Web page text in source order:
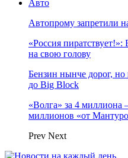
Авто
Автопрому запретили
«Россия
на свою голову
Бензин нынче дорог,
до Big Block
«Волга» за 4 миллиона
миллионов «от
Prev Next